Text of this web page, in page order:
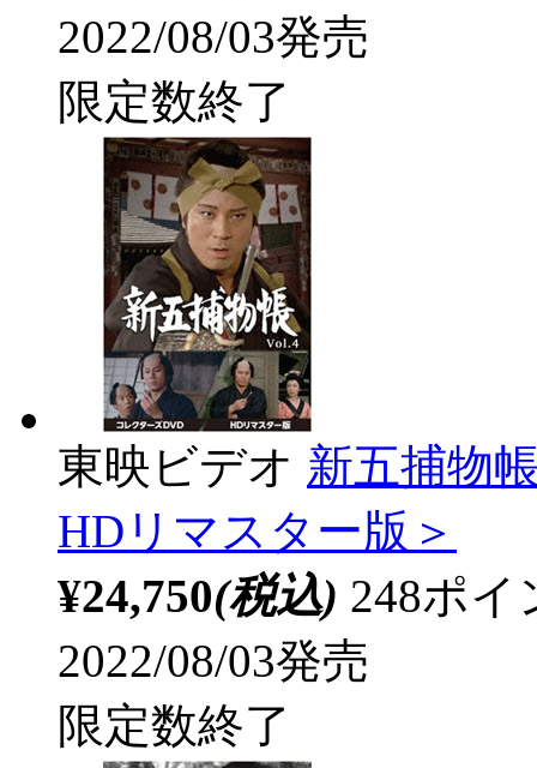
2022/08/03発売
限定数終了
東映ビデオ 新五捕物
HDリマスター版＞
¥24,750(税込) 248ポ
2022/08/03発売
限定数終了